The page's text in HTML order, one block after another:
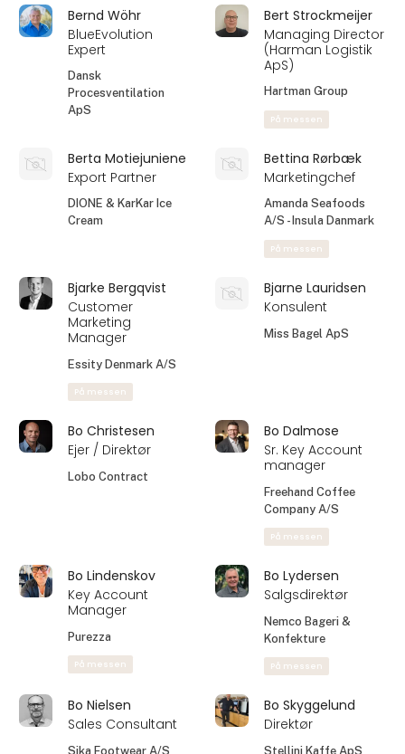
Administration
Danish Crown
Daka ReFood
På messen
Berit Skovgaard
3L Office Products
A/S
På messen
Berith Koed
Christiansen
Manager
Foodservice DK
Thise Mejeri Amba
BlueEvolution
Expert
Dansk
Procesventilation
ApS
Managing Director
(Harman Logistik
Export Partner
DIONE & KarKar Ice
Cream
Marketingchef
Amanda Seafoods
A/S - Insula Danmark
På messen
Marketing
Manager
Essity Denmark A/S
Bjarne Lauridsen
Miss Bagel ApS
Ejer / Direktør
Lobo Contract
Sr. Key Account
manager
Freehand Coffee